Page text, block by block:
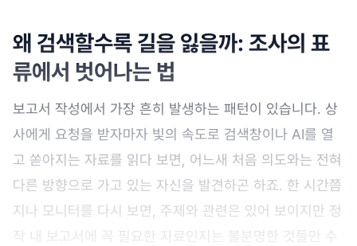
왜 검색할수록 길을 잃을까: 조사의 표
류에서 벗어나는 법
보고서 작성에서 가장 흔히 발생하는 패턴이 있습니다. 상
사에게 요청을 받자마자 빛의 속도로 검색창이나 AI를 열
고 쏟아지는 자료를 읽다 보면, 어느새 처음 의도와는 전혀
다른 방향으로 가고 있는 자신을 발견하곤 하죠. 한 시간쯤
지나 모니터를 다시 보면, 주제와 관련은 있어 보이지만 정
작 내 보고서에 꼭 필요한 자료인지는 불분명한 것들만 수